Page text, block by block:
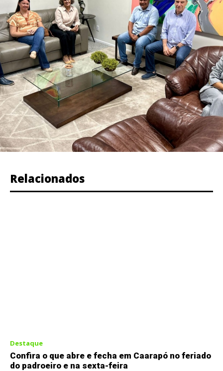
Relacionados
Destaque
Confira o que abre e fecha em Caarapó no feriado
do padroeiro e na sexta-feira